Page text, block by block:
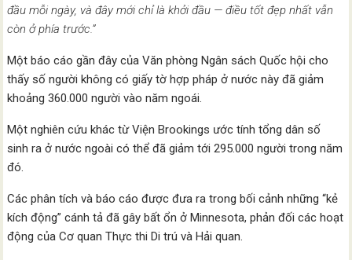
đầu mỗi ngày, và đây mới chỉ là khởi đầu — điều tốt đẹp nhất vẫn
còn ở phía trước.”
Một báo cáo gần đây của Văn phòng Ngân sách Quốc hội cho
thấy số người không có giấy tờ hợp pháp ở nước này đã giảm
khoảng 360.000 người vào năm ngoái.
Một nghiên cứu khác từ Viện Brookings ước tính tổng dân số
sinh ra ở nước ngoài có thể đã giảm tới 295.000 người trong năm
đó.
Các phân tích và báo cáo được đưa ra trong bối cảnh những “kẻ
kích động” cánh tả đã gây bất ổn ở Minnesota, phản đối các hoạt
động của Cơ quan Thực thi Di trú và Hải quan.